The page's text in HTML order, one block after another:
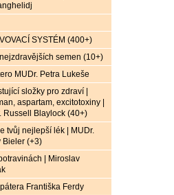
SYSTÉM (400+)
semen (10+)
MUDr. Petra Lukeše
složky pro zdraví |
aspartam, excitotoxiny |
Russell Blaylock (40+)
tvůj nejlepší lék | MUDr.
Bieler (+3)
| Miroslav
Františka Ferdy